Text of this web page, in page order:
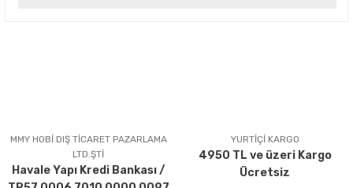
Ürün açıklamasında eksik bilgiler bulunuyor.
Ürün bilgilerinde hatalar bulunuyor.
Ürün fiyatı diğer sitelerden daha pahalı.
MMY HOBİ DIŞ TİCARET PAZARLAMA
LTD.ŞTİ
Havale Yapı Kredi Bankası /
YURTİÇİ KARGO
4950 TL ve üzeri Kargo
Ücretsiz